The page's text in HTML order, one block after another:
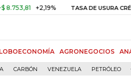
+2,19% TASA DE USURA CRÉDITO
AGRONEGOCIOS
CARBÓN VENEZUELA PETRÓLEO